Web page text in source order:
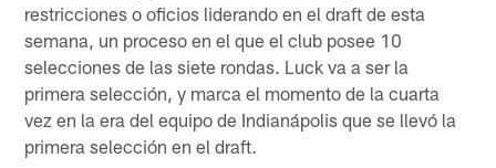
restricciones o oficios liderando en el draft de esta
semana, un proceso en el que el club posee 10
selecciones de las siete rondas. Luck va a ser la
primera selección, y marca el momento de la cuarta
vez en la era del equipo de Indianápolis que se llevó la
primera selección en el draft.